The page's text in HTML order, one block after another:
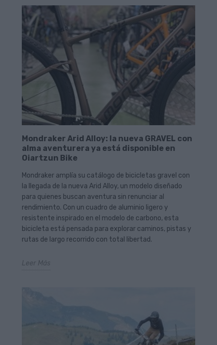
Mondraker Arid Alloy: la nueva GRAVEL con
alma aventurera ya está disponible en
Oiartzun Bike
Mondraker amplía su catálogo de bicicletas gravel con
la llegada de la nueva Arid Alloy, un modelo diseñado
para quienes buscan aventura sin renunciar al
rendimiento. Con un cuadro de aluminio ligero y
resistente inspirado en el modelo de carbono, esta
bicicleta está pensada para explorar caminos, pistas y
rutas de largo recorrido con total libertad.
Leer Más